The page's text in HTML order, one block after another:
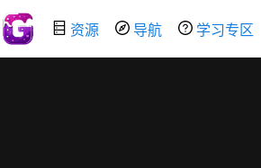
资源 导航 学习专区